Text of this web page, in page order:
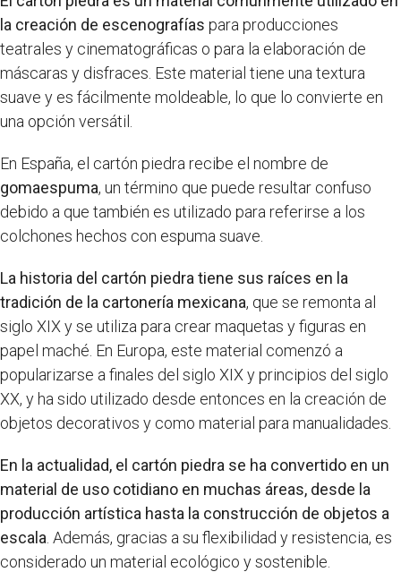
la creación de escenografías para producciones
teatrales y cinematográficas o para la elaboración de
máscaras y disfraces. Este material tiene una textura
suave y es fácilmente moldeable, lo que lo convierte en
una opción versátil.
En España, el cartón piedra recibe el nombre de
gomaespuma, un término que puede resultar confuso
debido a que también es utilizado para referirse a los
colchones hechos con espuma suave.
La historia del cartón piedra tiene sus raíces en la
tradición de la cartonería mexicana, que se remonta al
siglo XIX y se utiliza para crear maquetas y figuras en
papel maché. En Europa, este material comenzó a
popularizarse a finales del siglo XIX y principios del siglo
XX, y ha sido utilizado desde entonces en la creación de
objetos decorativos y como material para manualidades.
En la actualidad, el cartón piedra se ha convertido en un
material de uso cotidiano en muchas áreas, desde la
producción artística hasta la construcción de objetos a
escala . Además, gracias a su flexibilidad y resistencia, es
considerado un material ecológico y sostenible.